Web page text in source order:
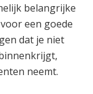
belangrijke
een goede
dat je niet
neemt.